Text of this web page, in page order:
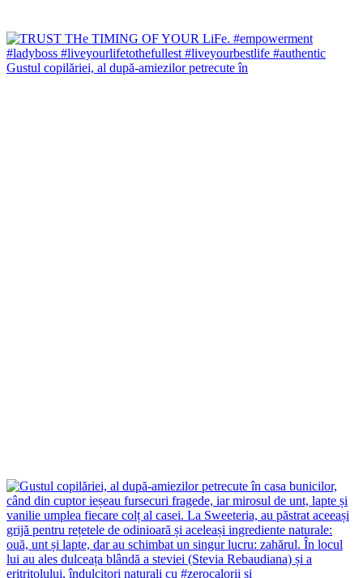
Gustul copilăriei, al după-amiezilor petrecute în